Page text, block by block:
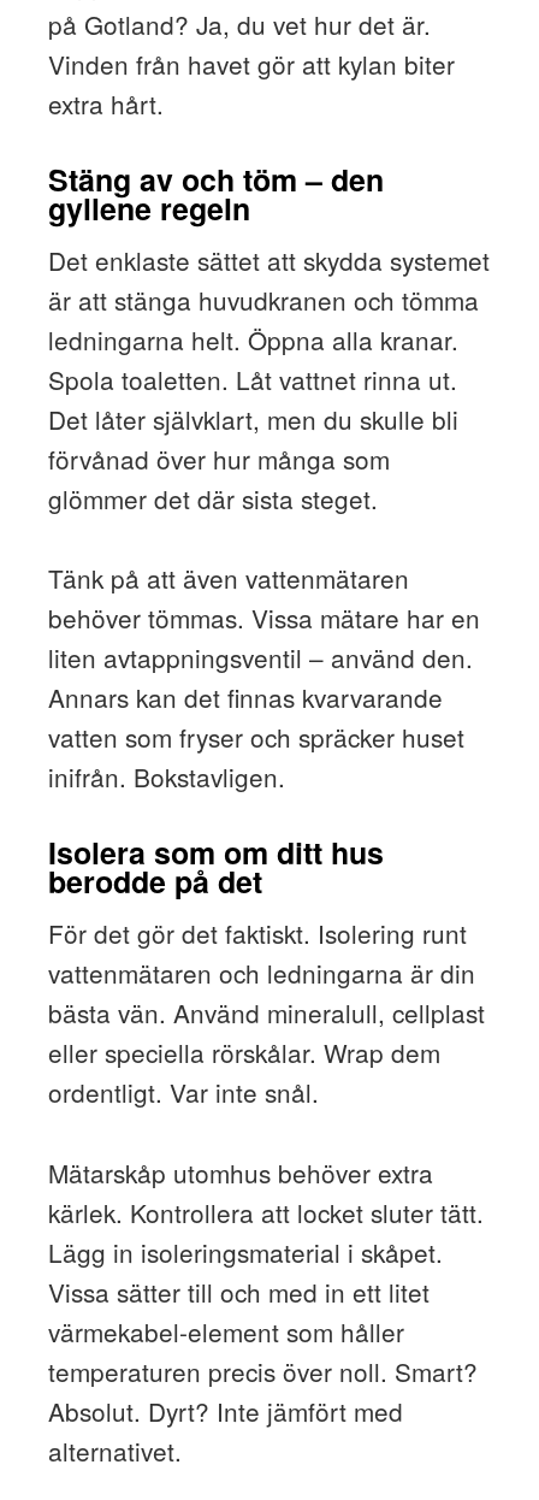
på Gotland? Ja, du vet hur det är.
Vinden från havet gör att kylan biter
extra hårt.
Stäng av och töm – den
gyllene regeln
Det enklaste sättet att skydda systemet
är att stänga huvudkranen och tömma
ledningarna helt. Öppna alla kranar.
Spola toaletten. Låt vattnet rinna ut.
Det låter självklart, men du skulle bli
förvånad över hur många som
glömmer det där sista steget.
Tänk på att även vattenmätaren
behöver tömmas. Vissa mätare har en
liten avtappningsventil – använd den.
Annars kan det finnas kvarvarande
vatten som fryser och spräcker huset
inifrån. Bokstavligen.
Isolera som om ditt hus
berodde på det
För det gör det faktiskt. Isolering runt
vattenmätaren och ledningarna är din
bästa vän. Använd mineralull, cellplast
eller speciella rörskålar. Wrap dem
ordentligt. Var inte snål.
Mätarskåp utomhus behöver extra
kärlek. Kontrollera att locket sluter tätt.
Lägg in isoleringsmaterial i skåpet.
Vissa sätter till och med in ett litet
värmekabel-element som håller
temperaturen precis över noll. Smart?
Absolut. Dyrt? Inte jämfört med
alternativet.